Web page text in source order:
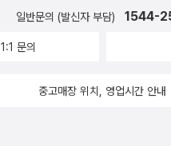
일반문의 (발신자 부담) 1544-
1:1 문의
중고매장 위치, 영업시간 안내